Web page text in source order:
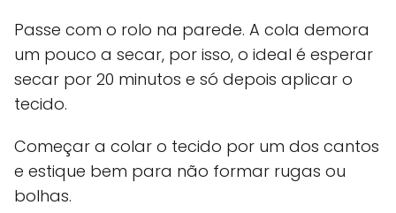
Passe com o rolo na parede. A cola demora
um pouco a secar, por isso, o ideal é esperar
secar por 20 minutos e só depois aplicar o
tecido.
Começar a colar o tecido por um dos cantos
e estique bem para não formar rugas ou
bolhas.